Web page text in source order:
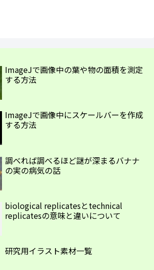
ImageJで画像中の葉や物の面積を測定
する方法
ImageJで画像中にスケールバーを作成
する方法
調べれば調べるほど謎が深まるバナナ
の実の病気の話
biological replicatesとtechnical
replicatesの意味と違いについて
研究用イラスト素材一覧